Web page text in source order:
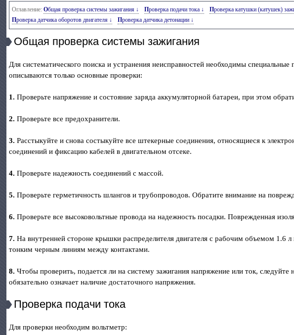
Оглавление: Общая проверка системы зажигания ↓ Проверка подачи тока ↓ Проверка катушки (катушек)
Проверка датчика оборотов двигателя ↓
Проверка датчика детонации ↓
Общая проверка системы зажигания
Для систематического поиска и устранения неисправностей необходимы
описываются только основные проверки:
1. Проверьте напряжение и состояние заряда аккумуляторной батареи, при этом
2. Проверьте все предохранители.
3. Расстыкуйте и снова состыкуйте все штекерные соединения, относящиеся к
соединений и фиксацию кабелей в двигательном отсеке.
4. Проверьте надежность соединений с массой.
5. Проверьте герметичность шлангов и трубопроводов. Обратите внимание на
6. Проверьте все высоковольтные провода на надежность посадки. Поврежденная
7. На внутренней стороне крышки распределителя двигателя с рабочим объемом 1.6
тонким черным линиям между контактами.
8. Чтобы проверить, подается ли на систему зажигания напряжение или ток,
обязательно означает наличие достаточного напряжения.
Проверка подачи тока
Для проверки необходим вольтметр: